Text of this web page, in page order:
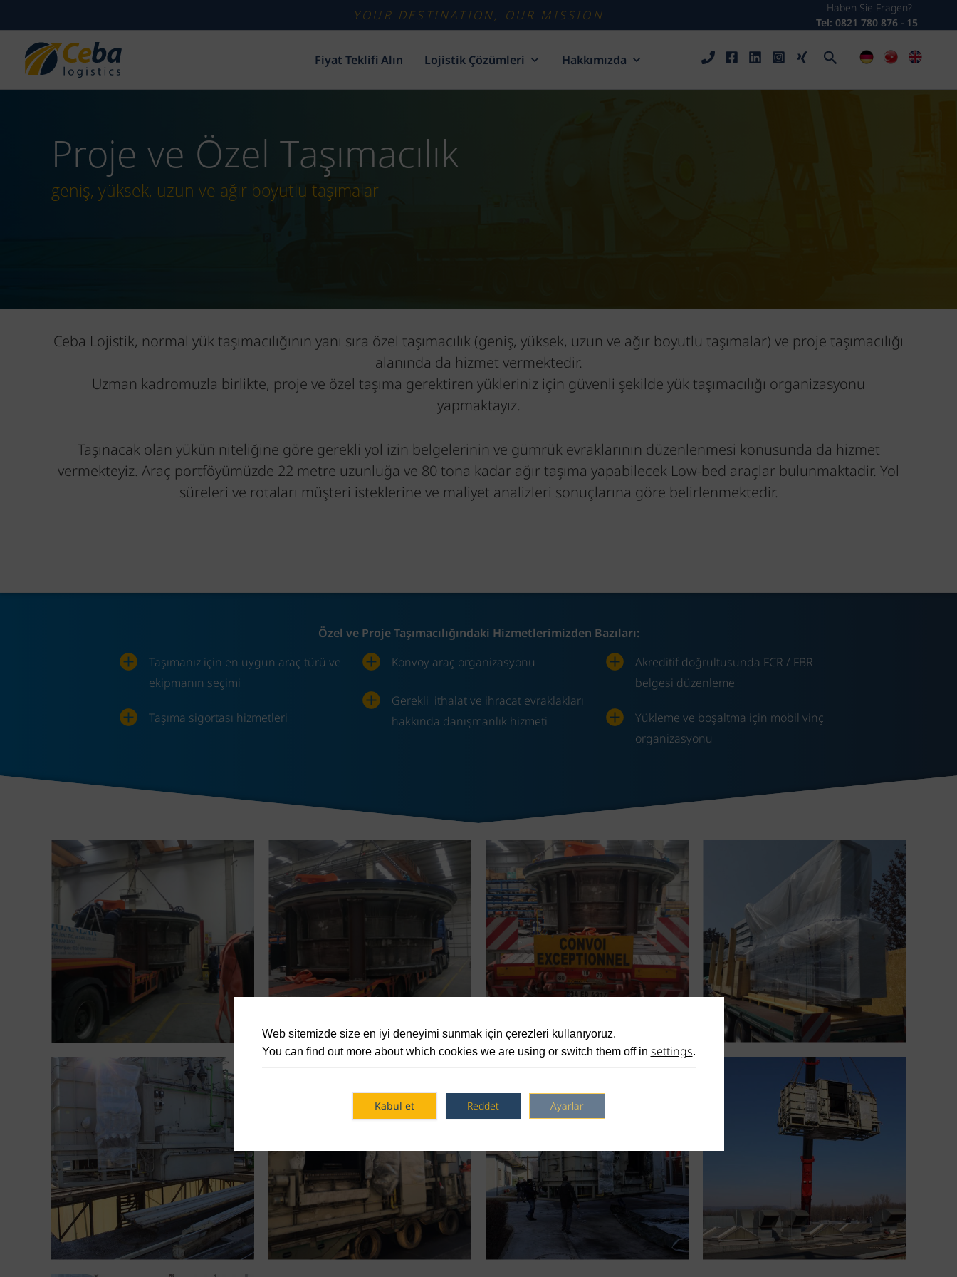
YOUR DESTINATION, OUR MISSION
Haben Sie Fragen?
Tel: 0821 780 876 - 15
Fiyat Teklifi Alın Lojistik Çözümleri Hakkımızda Arama
Proje ve Özel Taşımacılık
geniş, yüksek, uzun ve ağır boyutlu taşımalar
Ceba Lojistik, normal yük taşımacılığının yanı sıra özel taşımacılık (geniş, yüksek, uzun ve ağır boyutlu taşımalar) ve proje taşımacılığı
alanında da hizmet vermektedir.
Uzman kadromuzla birlikte, proje ve özel taşıma gerektiren yükleriniz için güvenli şekilde yük taşımacılığı organizasyonu
yapmaktayız.
Taşınacak olan yükün niteliğine göre gerekli yol izin belgelerinin ve gümrük evraklarının düzenlenmesi konusunda da hizmet
vermekteyiz. Araç portföyümüzde 22 metre uzunluğa ve 80 tona kadar ağır taşıma yapabilecek Low-bed araçlar bulunmaktadir. Yol
süreleri ve rotaları müşteri isteklerine ve maliyet analizleri sonuçlarına göre belirlenmektedir.
Özel ve Proje Taşımacılığındaki Hizmetlerimizden Bazıları:
Taşımanız için en uygun araç türü ve
ekipmanın seçimi
Taşıma sigortası hizmetleri
Konvoy araç organizasyonu
Gerekli ithalat ve ihracat evraklakları
hakkında danışmanlık hizmeti
Akreditif doğrultusunda FCR / FBR
belgesi düzenleme
Yükleme ve boşaltma için mobil vinç
organizasyonu
Web sitemizde size en iyi deneyimi sunmak için çerezleri kullanıyoruz.
You can find out more about which cookies we are using or switch them off in settings.
Kabul et Reddet Ayarlar